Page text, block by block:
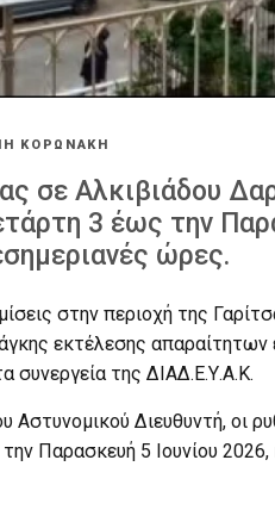
ΚΟΡΩΝΑΚΗ
σε Αλκιβιάδου
3 έως την
ώρες.
στην περιοχή της
εκτέλεσης
συνεργεία της ΔΙΑΔ.Ε.Υ.Α.Κ.
Διευθυντή, οι
Παρασκευή 5 Ιουνίου